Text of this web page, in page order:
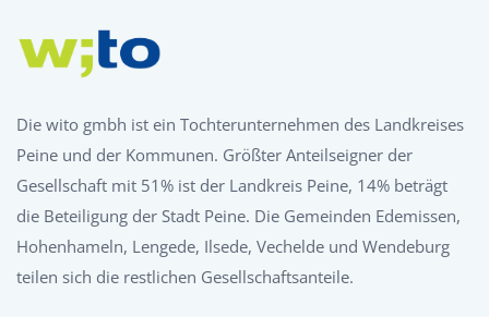
Die wito gmbh ist ein Tochterunternehmen des Landkreises
Peine und der Kommunen. Größter Anteilseigner der
Gesellschaft mit 51% ist der Landkreis Peine, 14% beträgt
die Beteiligung der Stadt Peine. Die Gemeinden Edemissen,
Hohenhameln, Lengede, Ilsede, Vechelde und Wendeburg
teilen sich die restlichen Gesellschaftsanteile.